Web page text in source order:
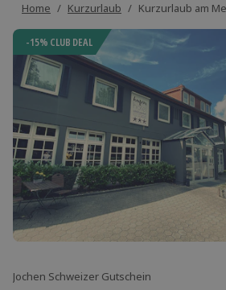
Home / Kurzurlaub / Kurzurlaub am
-15% CLUB DEAL
Jochen Schweizer Gutschein